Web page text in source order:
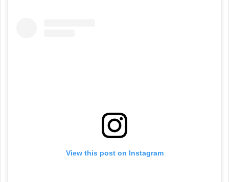
View this post on Instagram